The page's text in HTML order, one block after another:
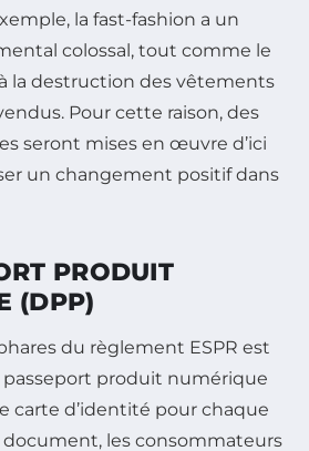
la fast-fashion a un
colossal, tout comme le
la destruction des vêtements
Pour cette raison, des
seront mises en œuvre d’ici
un changement positif dans
PRODUIT
(DPP)
du règlement ESPR est
passeport produit numérique
carte d’identité pour chaque
document, les consommateurs